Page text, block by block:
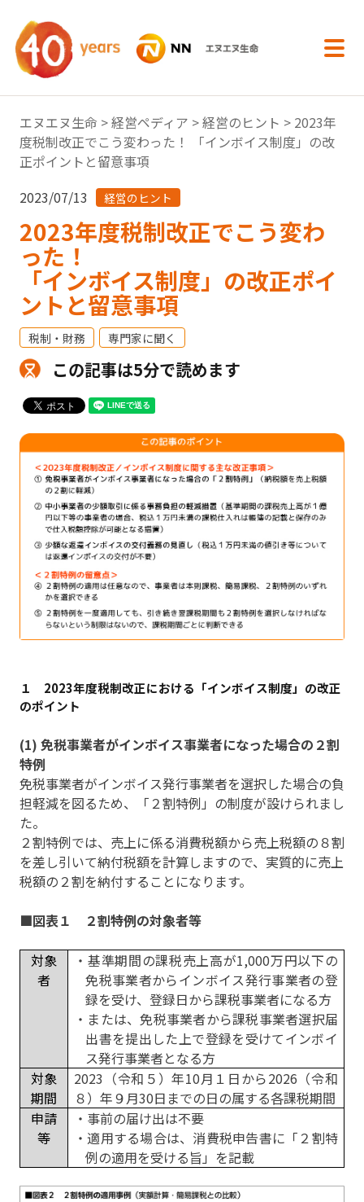
エヌエヌ生命 >経営ペディア >経営のヒント > 2023年
度税制改正でこう変わった！ 「インボイス制度」の改
正ポイントと留意事項
2023/07/13
経営のヒント
2023年度税制改正でこう変わ
った！
「インボイス制度」の改正ポイ
ントと留意事項
税制・財務 専門家に聞く
この記事は5分で読めます
１ 2023年度税制改正における「インボイス制度」の改正
のポイント
(1) 免税事業者がインボイス事業者になった場合の２割
特例
免税事業者がインボイス発行事業者を選択した場合の負
担軽減を図るため、「２割特例」の制度が設けられまし
た。
２割特例では、売上に係る消費税額から売上税額の８割
を差し引いて納付税額を計算しますので、実質的に売上
税額の２割を納付することになります。
■図表１ ２割特例の対象者等
対象
者
・基準期間の課税売上高が1,000万円以下の
免税事業者からインボイス発行事業者の登
録を受け、登録日から課税事業者になる方
・または、免税事業者から課税事業者選択届
出書を提出した上で登録を受けてインボイ
ス発行事業者となる方
対象
期間
2023（令和５）年10月１日から2026 （令和
８）年９月30日までの日の属する各課税期間
申請
等
・事前の届け出は不要
・適用する場合は、消費税申告書に「２割特
例の適用を受ける旨」を記載